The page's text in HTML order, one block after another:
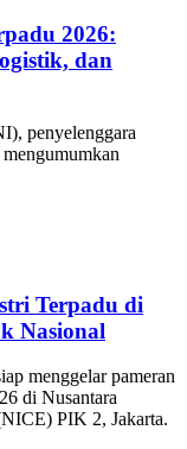
2026:
dan
penyelenggara
Terpadu di
Nasional
menggelar pameran
di Nusantara
PIK 2, Jakarta.